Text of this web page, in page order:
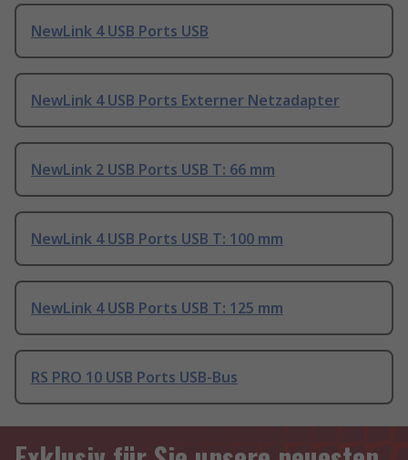
NewLink 4 USB Ports USB
NewLink 4 USB Ports Externer Netzadapter
NewLink 2 USB Ports USB T: 66 mm
NewLink 4 USB Ports USB T: 100 mm
NewLink 4 USB Ports USB T: 125 mm
RS PRO 10 USB Ports USB-Bus